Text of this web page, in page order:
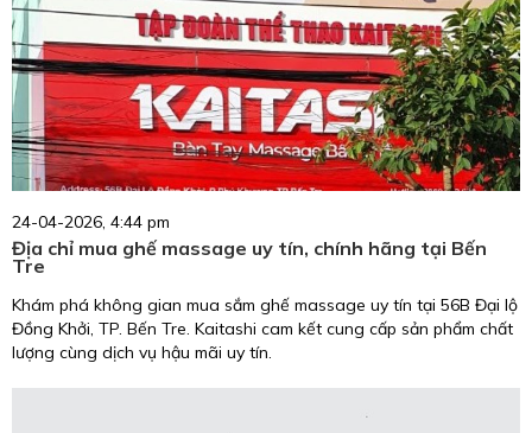
24-04-2026, 4:44 pm
Địa chỉ mua ghế massage uy tín, chính hãng tại Bến
Tre
Khám phá không gian mua sắm ghế massage uy tín tại 56B Đại lộ
Đồng Khởi, TP. Bến Tre. Kaitashi cam kết cung cấp sản phẩm chất
lượng cùng dịch vụ hậu mãi uy tín.